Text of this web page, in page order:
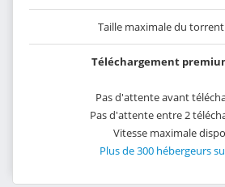
Taille maximale du
Téléchargement
Pas d'attente avant
Pas d'attente entre 2
Vitesse maximale
Plus de 300 hébergeurs